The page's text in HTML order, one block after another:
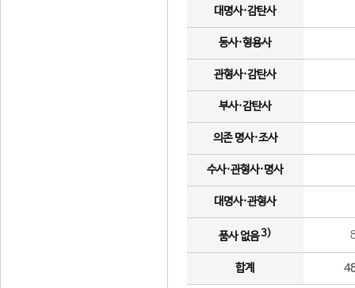
대명사·감탄사
동사·형용사
관형사·감탄사
부사·감탄사
의존 명사·조사
수사·관형사·명사
대명사·관형사
품사 없음3)
합계